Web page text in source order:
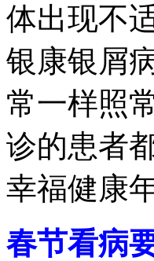
体出现不
银康银屑
常一样照
诊的患者
幸福健康年
春节看病